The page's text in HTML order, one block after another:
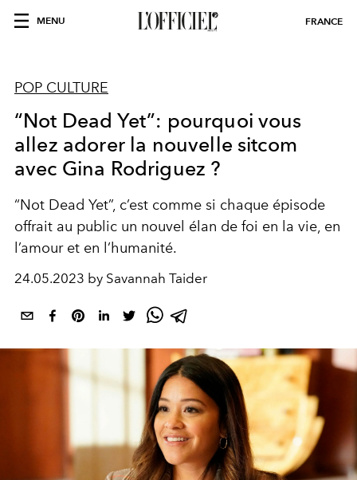
MENU FRANCE
POP CULTURE
“Not Dead Yet”: pourquoi vous
allez adorer la nouvelle sitcom
avec Gina Rodriguez ?
“Not Dead Yet”, c’est comme si chaque épisode
offrait au public un nouvel élan de foi en la vie, en
l’amour et en l’humanité.
24.05.2023 by Savannah Taider